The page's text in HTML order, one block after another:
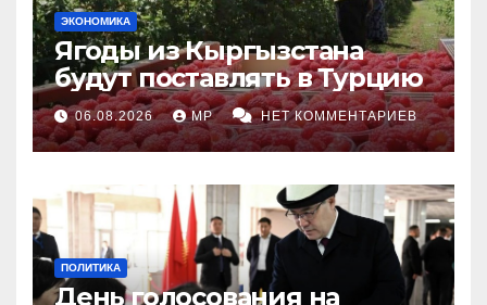
ЭКОНОМИКА
Ягоды из Кыргызстана
будут поставлять в Турцию
06.08.2026 MP НЕТ КОММЕНТАРИЕВ
ПОЛИТИКА
День голосования на